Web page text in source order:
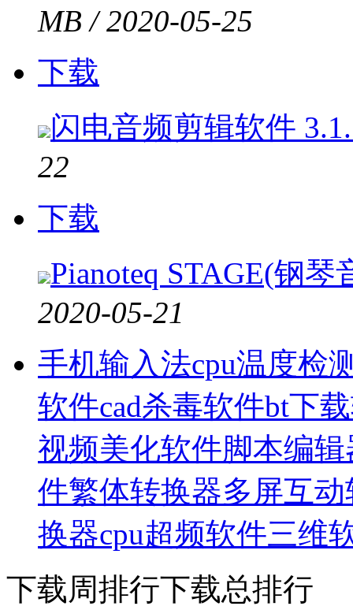
MB / 2020-05-25
下载
闪电音频剪辑软件
22
下载
Pianoteq STAGE(钢
2020-05-21
手机输入法cpu温度检
软件cad杀毒软件bt下
视频美化软件脚本编辑
件繁体转换器多屏互
换器cpu超频软件三维
下载周排行下载总排行